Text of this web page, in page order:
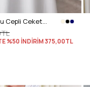
Kanguru Cepli Ceket 0034 - SİYAH
%50 İNDİRİM375,00TL